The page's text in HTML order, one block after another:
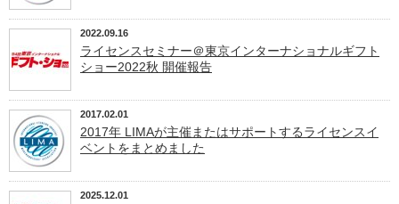
2022.09.16
ライセンスセミナー＠東京インターナショナルギフト
ショー2022秋 開催報告
2017.02.01
2017年 LIMAが主催またはサポートするライセンスイ
ベントをまとめました
2025.12.01